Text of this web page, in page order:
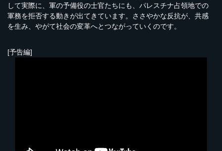
して実際に、軍の予備役の士官たちにも、パレスチナ占領地での
軍務を拒否する動きが出てきています。ささやかな反抗が、共感
を生み、やがて社会の変革へとつながっていくのです。
[予告編]